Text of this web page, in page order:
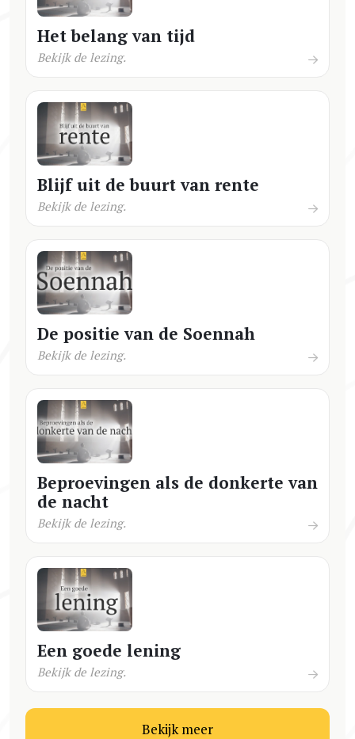
Het belang van tijd
Bekijk de lezing.
Blijf uit de buurt van rente
Bekijk de lezing.
De positie van de Soennah
Bekijk de lezing.
Beproevingen als de donkerte van
de nacht
Bekijk de lezing.
Een goede lening
Bekijk de lezing.
Bekijk meer